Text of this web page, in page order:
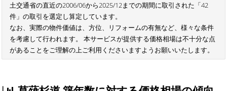
土交通省の直近の2006/06から2025/12までの期間に取引された「42
件」の取引を選定し算定しています。
なお、実際の物件価値は、方位、リフォームの有無など、様々な条件
を考慮して行われます。 本サービスが提供する価格相場は不十分な点
があることをご理解の上ご利用くださいますようお願いいたします。